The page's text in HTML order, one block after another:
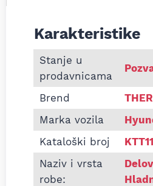
Informacije o Hladnjak
Karakteristike
Stanje u
prodavnicama
Brend
Marka vozila
Kataloški broj
Naziv i vrsta
robe: